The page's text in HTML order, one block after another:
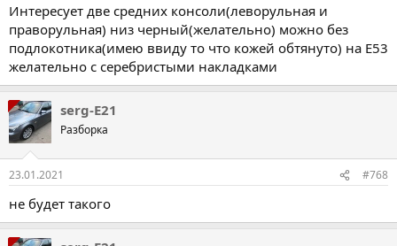
Интересует две средних консоли(леворульная и
праворульная) низ черный(желательно) можно без
подлокотника(имею ввиду то что кожей обтянуто) на Е53
желательно с серебристыми накладками
serg-E21
Разборка
23.01.2021 #768
не будет такого